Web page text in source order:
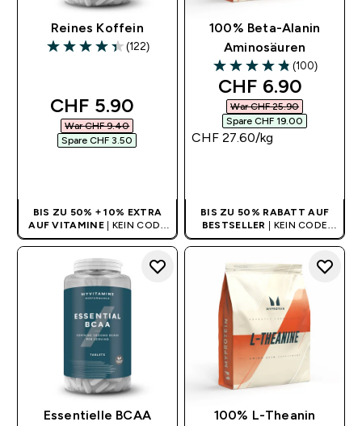
Reines Koffein
4.36 out of 5 stars
(122)
discounted price
CHF 5.90‎
War CHF 9.40‎
Spare CHF 3.50‎
BIS ZU 50% + 10% EXTRA
AUF VITAMINE
| KEIN CODE
BENÖTIGT
100% Beta-Alanin
Aminosäuren
4.8 out of 5 stars
(100)
discounted
CHF 6.90‎
War CHF 25.90‎
Spare CHF 19.00‎
CHF 27.60‎/kg
BIS ZU 50% RABATT AUF
BESTSELLER
| KEIN CODE
BENÖTIGT
Essentielle BCAA
100% L-Theanin